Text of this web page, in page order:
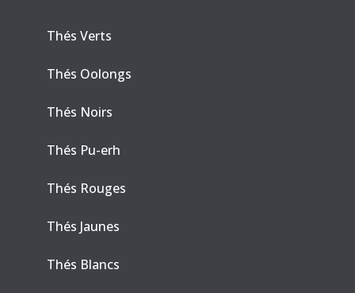
Thés Verts
Thés Oolongs
Thés Noirs
Thés Pu-erh
Thés Rouges
Thés Jaunes
Thés Blancs